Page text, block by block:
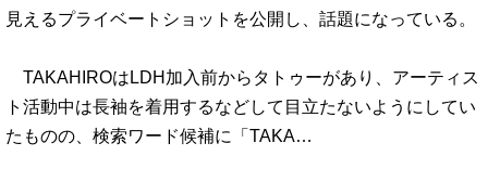
見えるプライベートショットを公開し、話題になっている。
TAKAHIROはLDH加入前からタトゥーがあり、アーティス
ト活動中は長袖を着用するなどして目立たないようにしてい
たものの、検索ワード候補に「TAKA…